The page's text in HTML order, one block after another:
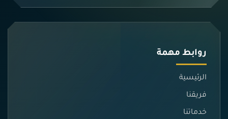
روابط مهمة
الرئيسية
فريقنا
خدماتنا